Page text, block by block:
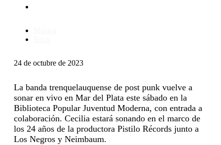
24 de octubre de 2023
La banda trenquelauquense de post punk vuelve a
sonar en vivo en Mar del Plata este sábado en la
Biblioteca Popular Juventud Moderna, con entrada a
colaboración. Cecilia estará sonando en el marco de
los 24 años de la productora Pistilo Récords junto a
Los Negros y Neimbaum.